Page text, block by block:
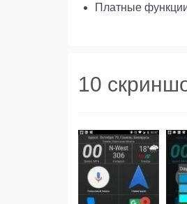
Платные
10